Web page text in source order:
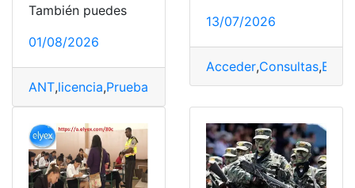
También puedes
01/08/2026
ANT,licencia,Pruebas Simulador,tránsito
13/07/2026
Acceder,Consultas,